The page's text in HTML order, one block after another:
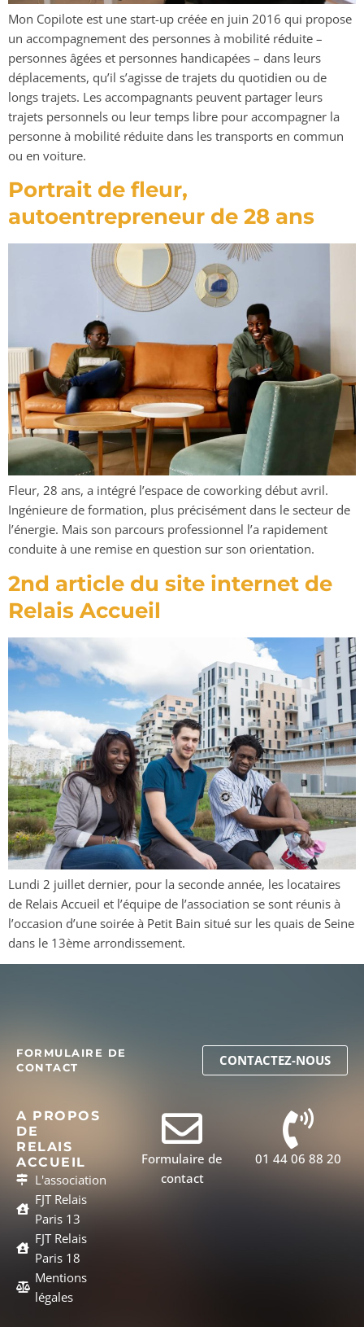
Mon Copilote est une start-up créée en juin 2016 qui propose
un accompagnement des personnes à mobilité réduite –
personnes âgées et personnes handicapées – dans leurs
déplacements, qu’il s’agisse de trajets du quotidien ou de
longs trajets. Les accompagnants peuvent partager leurs
trajets personnels ou leur temps libre pour accompagner la
personne à mobilité réduite dans les transports en commun
ou en voiture.
Portrait de fleur,
autoentrepreneur de 28 ans
Fleur, 28 ans, a intégré l’espace de coworking début avril.
Ingénieure de formation, plus précisément dans le secteur de
l’énergie. Mais son parcours professionnel l’a rapidement
conduite à une remise en question sur son orientation.
2nd article du site internet de
Relais Accueil
Lundi 2 juillet dernier, pour la seconde année, les locataires
de Relais Accueil et l’équipe de l’association se sont réunis à
l’occasion d’une soirée à Petit Bain situé sur les quais de Seine
dans le 13ème arrondissement.
FORMULAIRE DE
CONTACT
CONTACTEZ-NOUS
A PROPOS
DE
RELAIS
ACCUEIL
L'association
FJT Relais
Paris 13
FJT Relais
Paris 18
Mentions
légales
Formulaire de
contact
01 44 06 88 20